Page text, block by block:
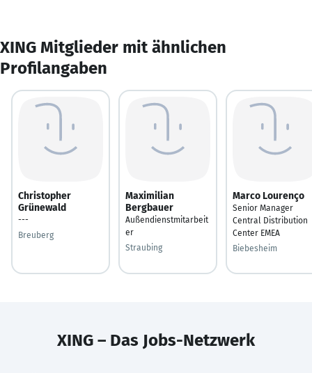
XING Mitglieder mit ähnlichen
Profilangaben
Christopher
Grünewald
---
Breuberg
Maximilian
Bergbauer
Außendienstmitarbeit
er
Straubing
Marco Lourenço
Senior Manager
Central Distribution
Center EMEA
Biebesheim
XING – Das Jobs-Netzwerk